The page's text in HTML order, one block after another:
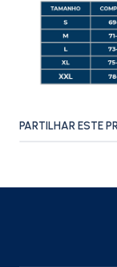
PARTILHAR ESTE